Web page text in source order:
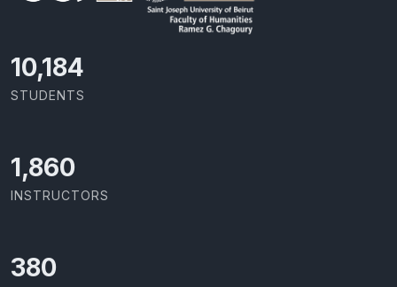
11,110
STUDENTS
2,029
INSTRUCTORS
414